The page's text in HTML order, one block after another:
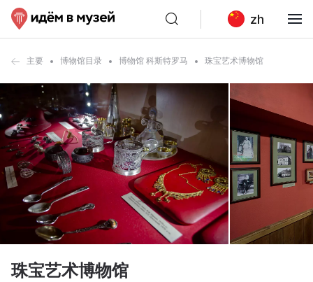
zh
主要 博物馆目录 博物馆 科斯特罗马 珠宝艺术博物馆
珠宝艺术博物馆